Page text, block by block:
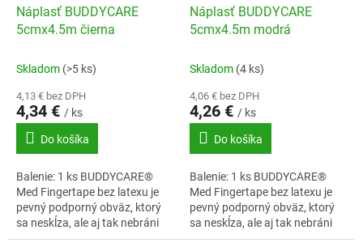
Náplasť BUDDYCARE
5cmx4.5m čierna
Skladom (>5 ks)
4,13 € bez DPH
4,34 € / ks
Do košíka
Balenie: 1 ks BUDDYCARE®
Med Fingertape bez latexu je
pevný podporný obväz, ktorý
sa neskĺza, ale aj tak nebráni
prekrveniu.
Náplasť BUDDYCARE
5cmx4.5m modrá
Skladom (4 ks)
4,06 € bez DPH
4,26 € / ks
Do košíka
Balenie: 1 ks BUDDYCARE®
Med Fingertape bez latexu je
pevný podporný obväz, ktorý
sa neskĺza, ale aj tak nebráni
prekrveniu.